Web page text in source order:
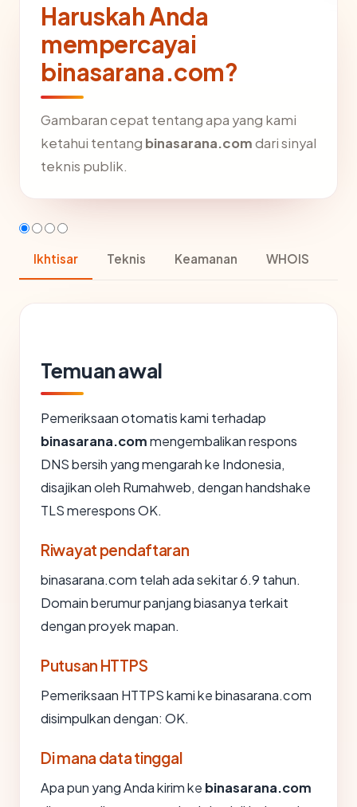
Haruskah Anda
mempercayai
binasarana.com?
Gambaran cepat tentang apa yang kami
ketahui tentang binasarana.comdari sinyal
teknis publik.
Ikhtisar Teknis Keamanan WHOIS
Temuan awal
Pemeriksaan otomatis kami terhadap
binasarana.commengembalikan respons
DNS bersih yang mengarah ke Indonesia,
disajikan oleh Rumahweb, dengan handshake
TLS merespons OK.
Riwayat pendaftaran
binasarana.com telah ada sekitar 6.9 tahun.
Domain berumur panjang biasanya terkait
dengan proyek mapan.
Putusan HTTPS
Pemeriksaan HTTPS kami ke binasarana.com
disimpulkan dengan: OK.
Di mana data tinggal
Apa pun yang Anda kirim ke binasarana.com